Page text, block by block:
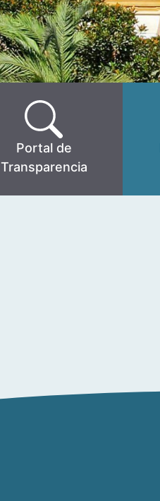
Portal de
Transparencia